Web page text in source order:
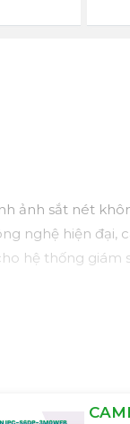
ảnh sắt nét
nghệ hiện
hệ thống giám